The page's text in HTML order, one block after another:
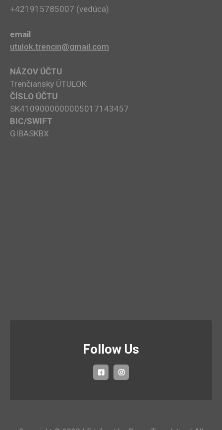
+421915785007​ (vedúca)
email
utulok.trencin@gmail.com
NÁZOV ÚČTU
Trenčiansky ÚTULOK
ČÍSLO ÚČTU
SK4109000000005017143457
BIC/SWIFT
GIBASKBX
Follow Us